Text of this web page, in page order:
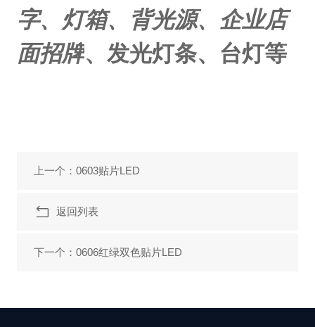
字、灯箱、背光源、企业店
面招牌、发光灯条、台灯等
上一个：0603贴片LED
返回列表
下一个：0606红绿双色贴片LED